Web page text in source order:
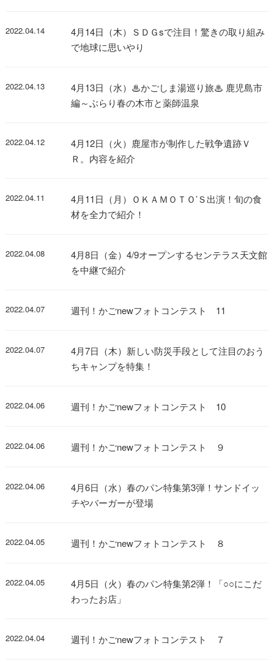
2022.04.14
4月14日（木）ＳＤＧsで注目！驚きの取り組み
で地球に思いやり
2022.04.13
4月13日（水）♨かごしま湯巡り旅♨ 鹿児島市
編～ぶらり春の木市と薬師温泉
2022.04.12
4月12日（火）鹿屋市が制作した戦争遺跡Ｖ
Ｒ。内容を紹介
2022.04.11
4月11日（月）ＯＫＡＭＯＴＯ’Ｓ出演！旬の食
材を全力で紹介！
2022.04.08
4月8日（金）4/9オープンするセンテラス天文館
を中継で紹介
2022.04.07 週刊！かごnewフォトコンテスト 11
2022.04.07
4月7日（木）新しい防災手段として注目のおう
ちキャンプを特集！
2022.04.06 週刊！かごnewフォトコンテスト 10
2022.04.06 週刊！かごnewフォトコンテスト ９
2022.04.06
4月6日（水）春のパン特集第3弾！サンドイッ
チやバーガーが登場
2022.04.05 週刊！かごnewフォトコンテスト ８
2022.04.05
4月5日（火）春のパン特集第2弾！「○○にこだ
わったお店」
2022.04.04 週刊！かごnewフォトコンテスト ７